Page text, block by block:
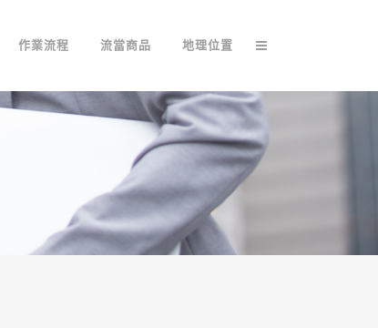
作業流程 流當商品 地理位置